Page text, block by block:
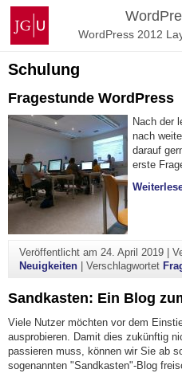
Zum
Inhalt
springen
Johannes
Gutenberg-
Universität
Mainz
WordPress 2012
Schulung
Fragestunde WordPress
Nach der
nach
darauf
erste
Veröffentlicht am 24. April 2019|
Neuigkeiten| Verschlagwortet
Sandkasten: Ein Blog
Viele Nutzer möchten vor dem
ausprobieren. Damit dies zukünftig
passieren muss, können wir Sie ab
sogenannten "Sandkasten"-Blog